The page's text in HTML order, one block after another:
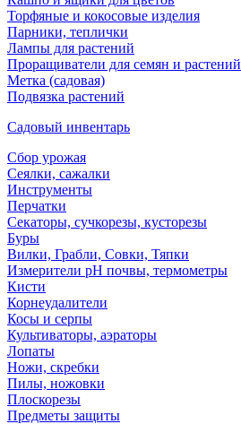
Торфяные и кокосовые изделия
Парники, теплички
Лампы для растений
Проращиватели для семян и растений
Метка (садовая)
Подвязка растений
Садовый инвентарь
Сбор урожая
Сеялки, сажалки
Инструменты
Перчатки
Секаторы, сучкорезы, кусторезы
Буры
Вилки, Грабли, Совки, Тяпки
Измерители pH почвы, термометры
Кисти
Корнеудалители
Косы и серпы
Культиваторы, аэраторы
Лопаты
Ножи, скребки
Пилы, ножовки
Плоскорезы
Предметы защиты